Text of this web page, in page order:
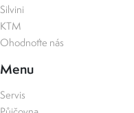
Silvini
KTM
Ohodnoťte nás
Menu
Servis